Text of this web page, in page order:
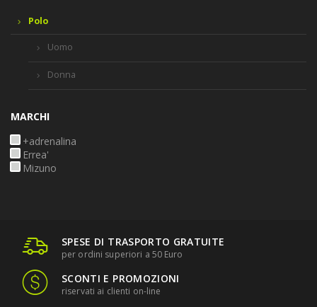
Polo
Uomo
Donna
MARCHI
+adrenalina
Errea'
Mizuno
SPESE DI TRASPORTO GRATUITE
per ordini superiori a 50 Euro
SCONTI E PROMOZIONI
riservati ai clienti on-line